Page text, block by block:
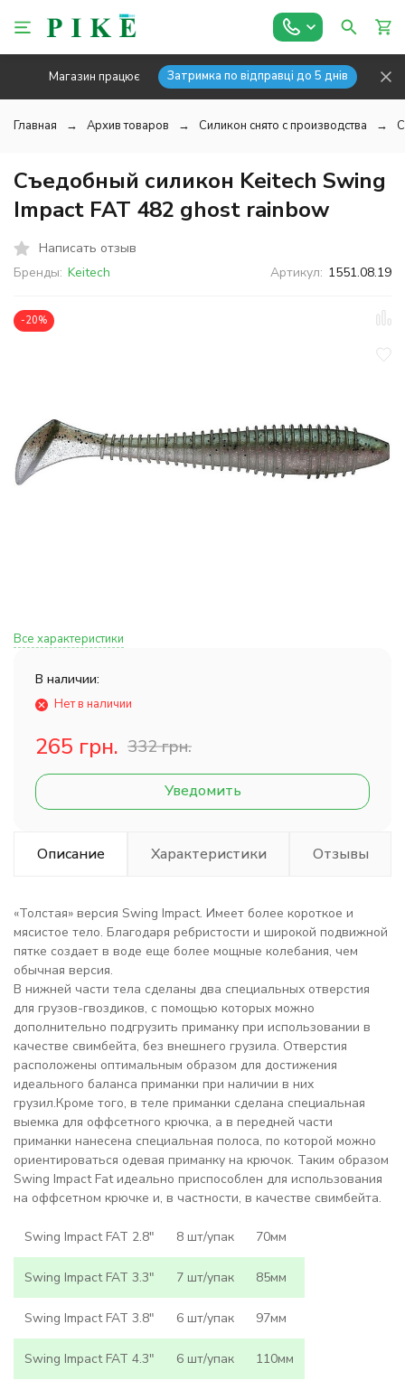
Магазин працює Затримка по відправці до 5 днів
Главная Архив товаров Силикон снято с производства
Съедобный силикон Keitech Swing
Impact FAT 482 ghost rainbow
Написать отзыв
Бренды: Keitech Артикул: 1551.08.19
-20%
Все характеристики
В наличии:
Нет в наличии
265 грн. 332 грн.
Уведомить
Описание Характеристики Отзывы
«Толстая» версия Swing Impact. Имеет более короткое и
мясистое тело. Благодаря ребристости и широкой подвижной
пятке создает в воде еще более мощные колебания, чем
обычная версия.
В нижней части тела сделаны два специальных отверстия
для грузов-гвоздиков, с помощью которых можно
дополнительно подгрузить приманку при использовании в
качестве свимбейта, без внешнего грузила. Отверстия
расположены оптимальным образом для достижения
идеального баланса приманки при наличии в них
грузил.Кроме того, в теле приманки сделана специальная
выемка для оффсетного крючка, а в передней части
приманки нанесена специальная полоса, по которой можно
ориентироваться одевая приманку на крючок. Таким образом
Swing Impact Fat идеально приспособлен для использования
на оффсетном крючке и, в частности, в качестве свимбейта.
Swing Impact FAT 2.8" 8 шт/упак 70мм
Swing Impact FAT 3.3" 7 шт/упак 85мм
Swing Impact FAT 3.8" 6 шт/упак 97мм
Swing Impact FAT 4.3" 6 шт/упак 110мм